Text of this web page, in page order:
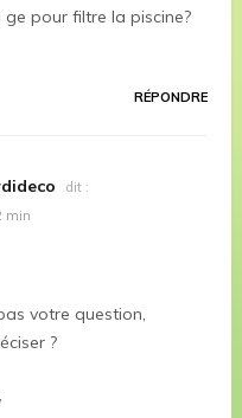
pour filtre la piscine?
RÉPONDRE
dit :
min
votre question,
?